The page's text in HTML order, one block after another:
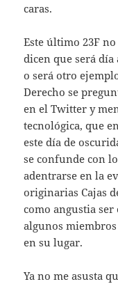
caras.
Este último 23F
dicen que será día
o será otro
Derecho se
en el Twitter y
tecnológica, que
este día de
se confunde con
adentrarse en la
originarias Cajas
como angustia
algunos miembros
en su lugar.
Ya no me asusta